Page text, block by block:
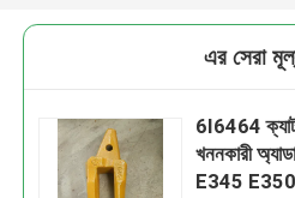
এর সেরা
6I6464
খননকারী
E345